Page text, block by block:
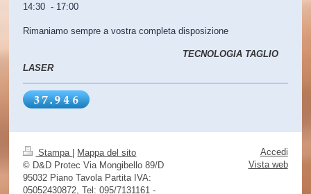
14:30 - 17:00
Rimaniamo sempre a vostra completa disposizione
TECNOLOGIA TAGLIO
LASER
Stampa
Mappa del sito
© D&D Protec Via Mongibello 89/D
95032 Piano Tavola Partita IVA:
05052430872, Tel: 095/7131161 -
Accedi
Vista web